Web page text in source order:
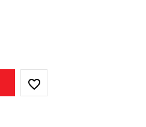
favorite_border